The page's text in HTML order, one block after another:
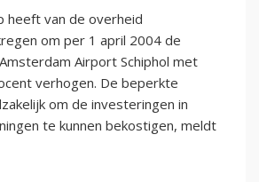
heeft van de overheid
om per 1 april 2004 de
Airport Schiphol met
verhogen. De beperkte
om de investeringen in
te kunnen bekostigen, meldt